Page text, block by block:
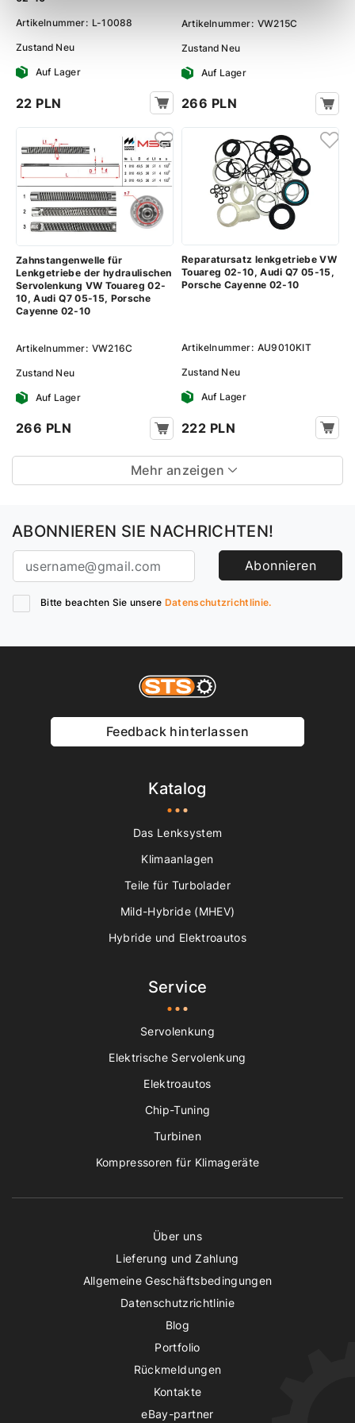
Artikelnummer: L-10088
Zustand Neu
Auf Lager
22 PLN
Artikelnummer: VW215C
Zustand Neu
Auf Lager
266 PLN
Zahnstangenwelle für
Lenkgetriebe der hydraulischen
Servolenkung VW Touareg 02-
10, Audi Q7 05-15, Porsche
Cayenne 02-10
Artikelnummer: VW216C
Zustand Neu
Auf Lager
266 PLN
Reparatursatz lenkgetriebe VW
Touareg 02-10, Audi Q7 05-15,
Porsche Cayenne 02-10
Artikelnummer: AU9010KIT
Zustand Neu
Auf Lager
222 PLN
Mehr anzeigen
ABONNIEREN SIE NACHRICHTEN!
Abonnieren
Bitte beachten Sie unsere Datenschutzrichtlinie.
Feedback hinterlassen
Katalog
Das Lenksystem
Klimaanlagen
Teile für Turbolader
Mild-Hybride (MHEV)
Hybride und Elektroautos
Service
Servolenkung
Elektrische Servolenkung
Elektroautos
Chip-Tuning
Turbinen
Kompressoren für Klimageräte
Über uns
Lieferung und Zahlung
Allgemeine Geschäftsbedingungen
Datenschutzrichtlinie
Blog
Portfolio
Rückmeldungen
Kontakte
eBay-partner